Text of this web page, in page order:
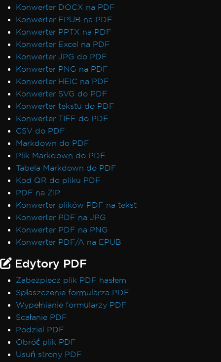
Konwerter DOCX na PDF
Konwerter EPUB na PDF
Konwerter PPTX na PDF
Konwerter Excel na PDF
Konwerter JPG do PDF
Konwerter PNG na PDF
Konwerter HEIC na PDF
Konwerter SVG do PDF
Konwerter tekstu do PDF
Konwerter TIFF do PDF
CSV do PDF
Markdown do PDF
Plik Markdown do PDF
Tabela Markdown do PDF
Kod QR do pliku PDF
PDF na ZIP
Konwerter plików PDF na tekst
Konwerter PDF na JPG
Konwerter PDF na PNG
Konwerter PDF/A na EPUB
Edytory PDF
Zabezpiecz plik PDF hasłem
Spłaszczenie formularza PDF
Wypełnianie formularzy PDF
Scałanie PDF
Podziel PDF
Obróć plik PDF
Usuń strony PDF